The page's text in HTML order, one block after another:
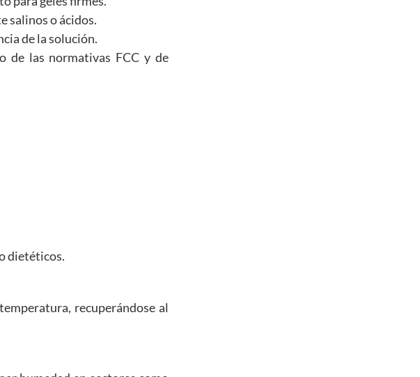
salinos o ácidos.
de la solución.
de las normativas FCC y de
dietéticos.
recuperándose al